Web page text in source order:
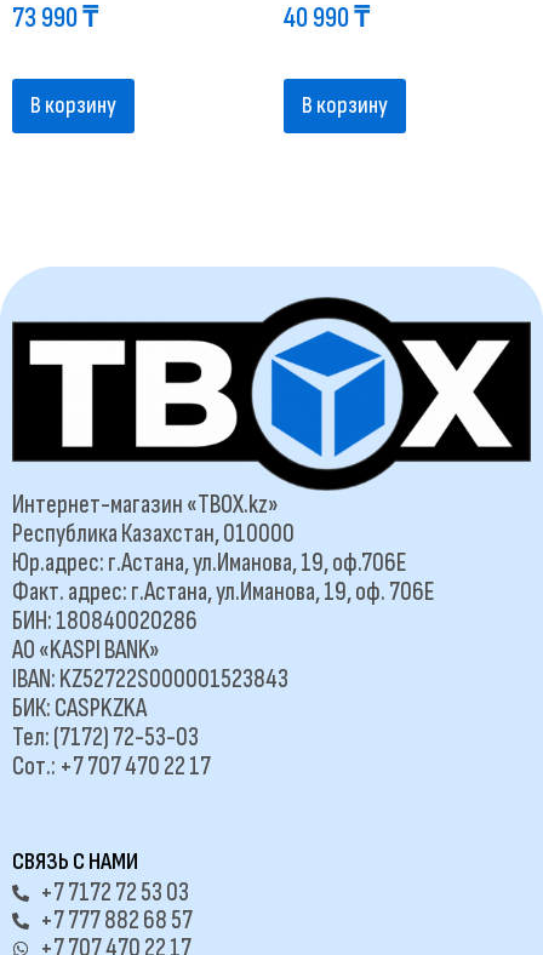
73 990₸
В корзину
40 990₸
В корзину
Интернет-магазин «TBOX.kz»
Республика Казахстан, 010000
Юр.адрес: г.Астана, ул.Иманова, 19, оф.706Е
Факт. адрес: г.Астана, ул.Иманова, 19, оф. 706Е
БИН: 180840020286
АО «KASPI BANK»
IBAN: KZ52722S000001523843
БИК: CASPKZKA
Тел: (7172) 72-53-03
Сот.: +7 707 470 22 17
СВЯЗЬ С НАМИ
+7 7172 72 53 03
+7 777 882 68 57
+7 707 470 22 17